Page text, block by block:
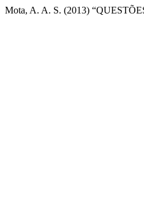
Mota, A. A. S. (2013)